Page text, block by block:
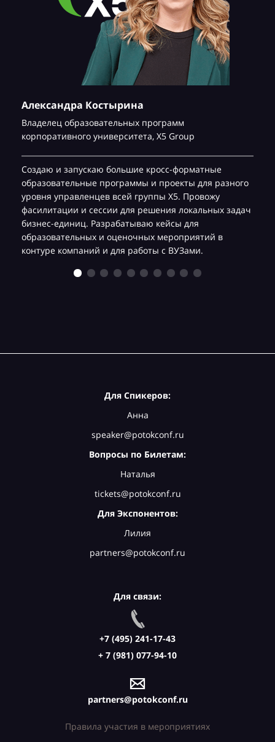
Александра Костырина
Владелец образовательных программ
корпоративного университета, Х5 Group
Создаю и запускаю большие кросс-форматные
образовательные программы и проекты для разного
уровня управленцев всей группы Х5. Провожу
фасилитации и сессии для решения локальных задач
бизнес-единиц. Разрабатываю кейсы для
образовательных и оценочных мероприятий в
контуре компаний и для работы с ВУЗами.
Для Спикеров:
Анна
speaker@potokconf.ru
Вопросы по Билетам:
Наталья
tickets@potokconf.ru
Для Экспонентов:
Лилия
partners@potokconf.ru
Для связи:
+7 (495) 241-17-43
+ 7 (981) 077-94-10
partners@potokconf.ru
Правила участия в мероприятиях